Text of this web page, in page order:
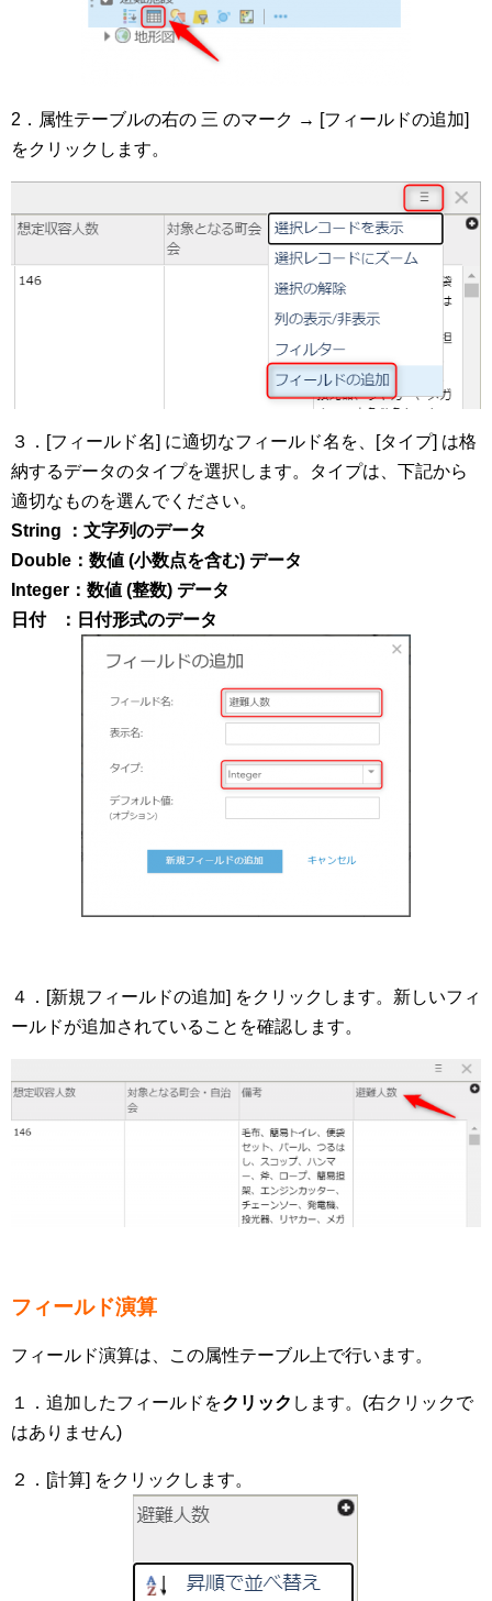
2．属性テーブルの右の 三 のマーク → [フィールドの追加]
をクリックします。
３．[フィールド名] に適切なフィールド名を、[タイプ] は格
納するデータのタイプを選択します。タイプは、下記から
適切なものを選んでください。
String
：文字列のデータ
Double： 数値 (小数点を含む) データ
Integer ： 数値 (整数) データ
日付 ：日付形式のデータ
４．[新規フィールドの追加] をクリックします。新しいフィ
ールドが追加されていることを確認します。
フィールド演算
フィールド演算は、この属性テーブル上で行います。
１．追加したフィールドをクリック します。(右クリックで
はありません)
２．[計算] をクリックします。